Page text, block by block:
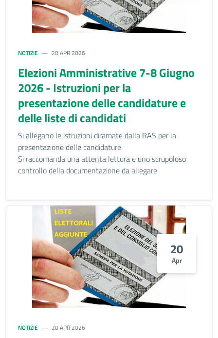
NOTIZIE 20 APR 2026
Elezioni Amministrative 7-8 Giugno
2026 - Istruzioni per la
presentazione delle candidature e
delle liste di candidati
Si allegano le istruzioni diramate dalla RAS per la
presentazione delle candidature
Si raccomanda una attenta lettura e uno scrupoloso
controllo della documentazione da allegare
20
Apr
NOTIZIE 20 APR 2026